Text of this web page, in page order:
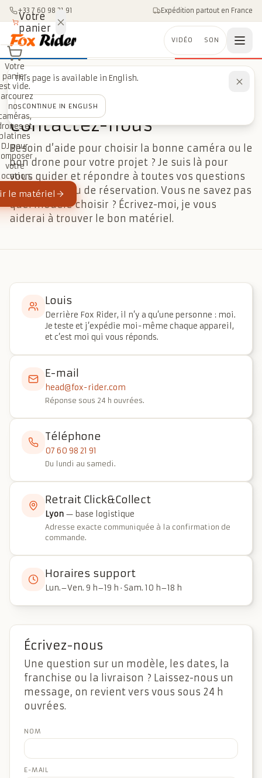
Aller au contenu
+33 7 60 98 21 91 Expédition partout en France
VIDÉO SON
Accueil
ON VOUS RÉPOND VITE
Contactez-nous
Besoin d’aide pour choisir la bonne caméra ou le
bon drone pour votre projet ? Je suis là pour
vous guider et répondre à toutes vos questions
techniques ou de réservation. Vous ne savez pas
quel modèle choisir ? Écrivez-moi, je vous
aiderai à trouver le bon matériel.
Louis
Derrière Fox Rider, il n’y a qu’une personne : moi.
Je teste et j’expédie moi-même chaque appareil,
et c’est moi qui vous réponds.
E-mail
head@fox-rider.com
Réponse sous 24 h ouvrées.
Téléphone
07 60 98 21 91
Du lundi au samedi.
Retrait Click&Collect
Lyon — base logistique
Adresse exacte communiquée à la confirmation de
commande.
Horaires support
Lun.–Ven. 9 h–19 h · Sam. 10 h–18 h
Écrivez-nous
Une question sur un modèle, les dates, la
franchise ou la livraison ? Laissez-nous un
message, on revient vers vous sous 24 h
ouvrées.
NOM
E-MAIL
Votre
panier
Votre
panier
vide.
nos
et
DJ pour
votre
le matériel
This page is available in English.
CONTINUE IN ENGLISH